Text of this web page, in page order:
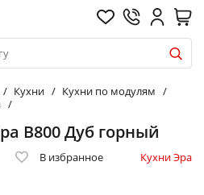
Кухни
Кухни по модулям
В800 Дуб горный
В избранное Кухни Эра